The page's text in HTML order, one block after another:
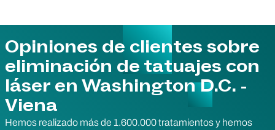
Opiniones de clientes sobre
eliminación de tatuajes con
láser en Washington D.C. -
Viena
Hemos realizado más de 1.600.000 tratamientos y hemos